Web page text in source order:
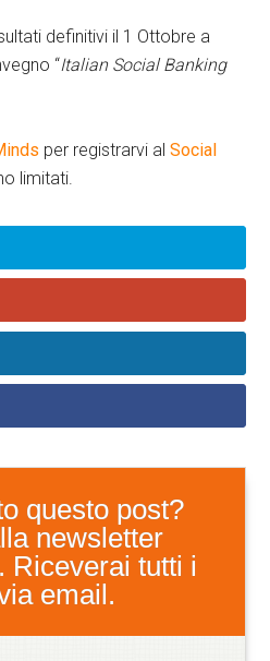
definitivi il 1 Ottobre a
“ItalianSocial Banking
per registrarvi alSocial
limitati.
questo post?
newsletter
Riceverai tutti i
email.